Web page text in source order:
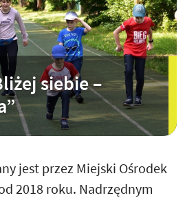
siebie –
jest przez Miejski Ośrodek
2018 roku. Nadrzędnym